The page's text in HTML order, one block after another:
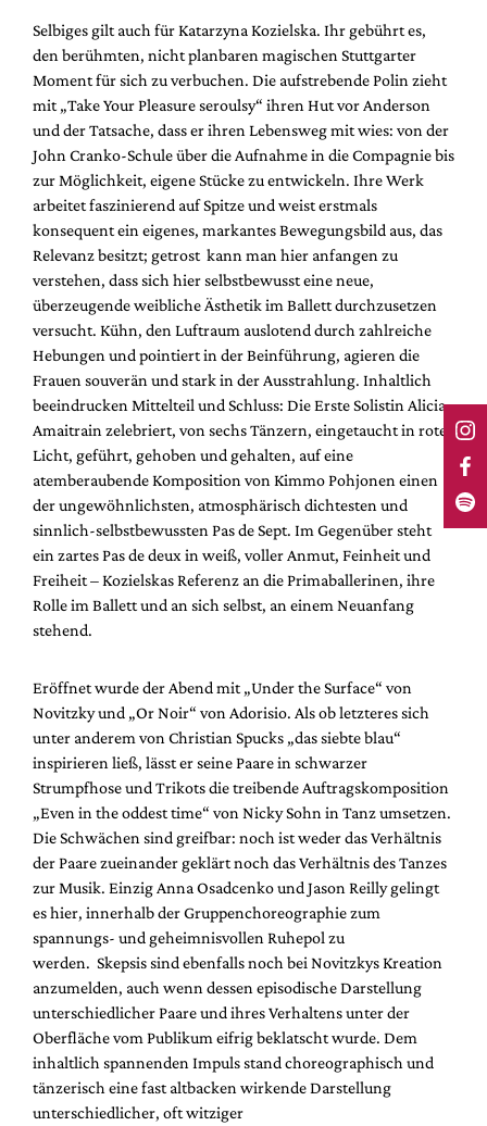
Selbiges gilt auch für Katarzyna Kozielska. Ihr gebührt es,
den berühmten, nicht planbaren magischen Stuttgarter
Moment für sich zu verbuchen. Die aufstrebende Polin zieht
mit „Take Your Pleasure seroulsy“ ihren Hut vor Anderson
und der Tatsache, dass er ihren Lebensweg mit wies: von der
John Cranko-Schule über die Aufnahme in die Compagnie bis
zur Möglichkeit, eigene Stücke zu entwickeln. Ihre Werk
arbeitet faszinierend auf Spitze und weist erstmals
konsequent ein eigenes, markantes Bewegungsbild aus, das
Relevanz besitzt; getrost kann man hier anfangen zu
verstehen, dass sich hier selbstbewusst eine neue,
überzeugende weibliche Ästhetik im Ballett durchzusetzen
versucht. Kühn, den Luftraum auslotend durch zahlreiche
Hebungen und pointiert in der Beinführung, agieren die
Frauen souverän und stark in der Ausstrahlung. Inhaltlich
beeindrucken Mittelteil und Schluss: Die Erste Solistin Alicia
Amaitrain zelebriert, von sechs Tänzern, eingetaucht in rotes
Licht, geführt, gehoben und gehalten, auf eine
atemberaubende Komposition von Kimmo Pohjonen einen
der ungewöhnlichsten, atmosphärisch dichtesten und
sinnlich-selbstbewussten Pas de Sept. Im Gegenüber steht
ein zartes Pas de deux in weiß, voller Anmut, Feinheit und
Freiheit – Kozielskas Referenz an die Primaballerinen, ihre
Rolle im Ballett und an sich selbst, an einem Neuanfang
stehend.
Eröffnet wurde der Abend mit „Under the Surface“ von
Novitzky und „Or Noir“ von Adorisio. Als ob letzteres sich
unter anderem von Christian Spucks „das siebte blau“
inspirieren ließ, lässt er seine Paare in schwarzer
Strumpfhose und Trikots die treibende Auftragskomposition
„Even in the oddest time“ von Nicky Sohn in Tanz umsetzen.
Die Schwächen sind greifbar: noch ist weder das Verhältnis
der Paare zueinander geklärt noch das Verhältnis des Tanzes
zur Musik. Einzig Anna Osadcenko und Jason Reilly gelingt
es hier, innerhalb der Gruppenchoreographie zum
spannungs- und geheimnisvollen Ruhepol zu
werden. Skepsis sind ebenfalls noch bei Novitzkys Kreation
anzumelden, auch wenn dessen episodische Darstellung
unterschiedlicher Paare und ihres Verhaltens unter der
Oberfläche vom Publikum eifrig beklatscht wurde. Dem
inhaltlich spannenden Impuls stand choreographisch und
tänzerisch eine fast altbacken wirkende Darstellung
unterschiedlicher, oft witziger